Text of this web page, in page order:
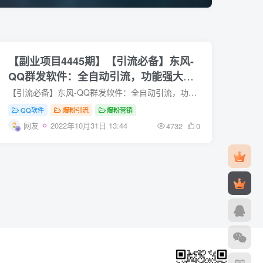
【副业项目4445期】【引流必备】东风-
QQ群发软件：全自动引流，功能强大
【电脑版】
【引流必备】东风-QQ群发软件：全自动引流，功能强大【电脑版】 东风QQ群发器：东风-国之利器，强大不言而喻。本脚本包含自动私聊临时会话，自动监控进群新人截流，自动群发，自动加群，...
QQ软件 爆粉引流 爆粉营销
网友 2022年10月31日 13:44 4732 0